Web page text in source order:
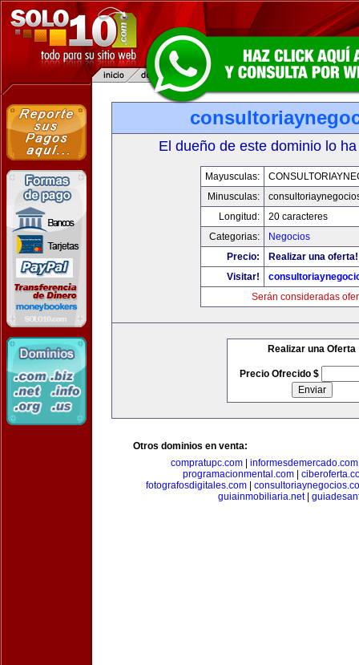
El dueño de este dominio lo
Mayusculas:
Minusculas:
Longitud:
20 caracteres
Categorias:
Negocios
Precio:
Realizar una oferta!
Visitar!
Serán consideradas
Realizar una Oferta
Precio Ofrecido $
Otros dominios en venta:
compratupc.com
informesdemercado.com
programacionmental.com|
fotografosdigitales.com
guiainmobiliaria.net|